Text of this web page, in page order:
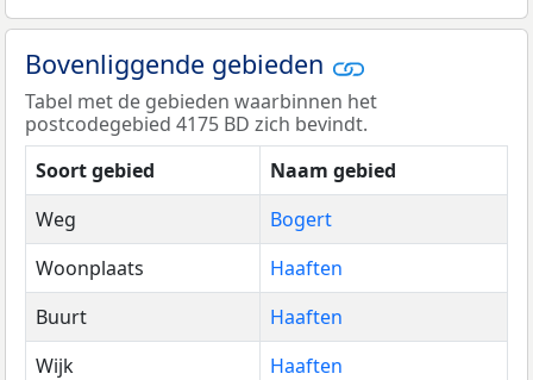
Bovenliggende gebieden
Tabel met de gebieden waarbinnen het
postcodegebied 4175 BD zich bevindt.
Soort gebied
Naam gebied
Weg
Bogert
Woonplaats
Haaften
Buurt
Haaften
Wijk
Haaften